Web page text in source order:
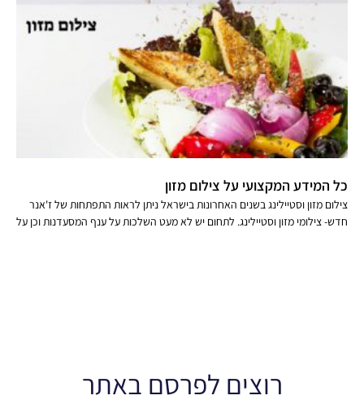
כל המידע המקצועי על צילום מזון
צילום מזון וסטיילינג בשנים האחרונות בישראל ניתן לראות התפתחות של ז'אנר
חדש- צילומי מזון וסטיילינג. לתחום יש לא מעט השלכות על ענף המסעדנות וכן על
רוצים לפרסם באתר